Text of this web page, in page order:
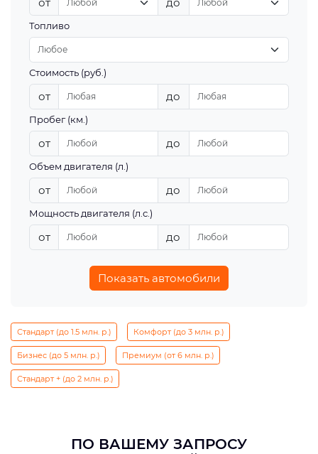
Топливо
Стоимость (руб.)
от до
Пробег (км.)
от до
Объем двигателя (л.)
от до
Мощность двигателя (л.с.)
от до
Показать автомобили
Стандарт (до 1.5 млн. р.) Комфорт (до 3 млн. р.)
Бизнес (до 5 млн. р.) Премиум (от 6 млн. р.)
Стандарт + (до 2 млн. р.)
ПО ВАШЕМУ ЗАПРОСУ